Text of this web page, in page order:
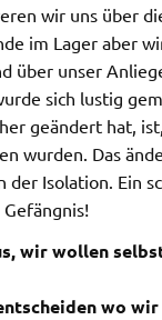
wir uns über
im Lager aber
über unser
sich lustig
geändert hat,
wurden. Das
der Isolation. Ein
wir wollen
wo wir